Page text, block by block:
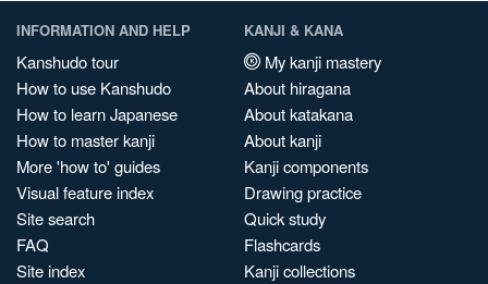
INFORMATION AND HELP
Kanshudo tour
How to use Kanshudo
How to learn Japanese
How to master kanji
More 'how to' guides
Visual feature index
Site search
FAQ
Site index
KANJI & KANA
My kanji mastery
About hiragana
About katakana
About kanji
Kanji components
Drawing practice
Quick study
Flashcards
Kanji collections